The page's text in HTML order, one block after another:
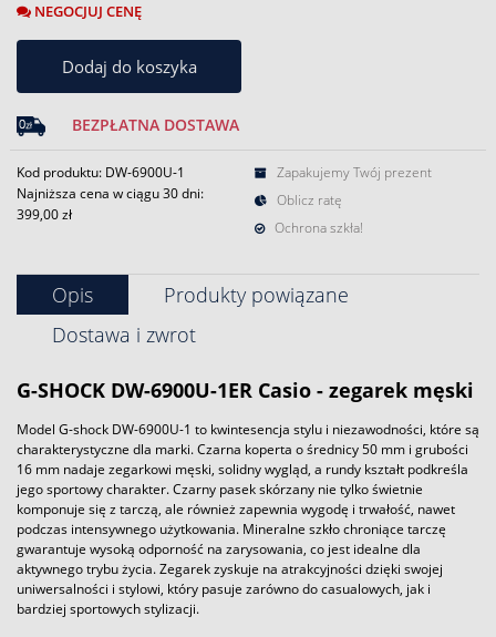
NEGOCJUJ CENĘ
Dodaj do koszyka
BEZPŁATNA DOSTAWA
Kod produktu: DW-6900U-1
Najniższa cena w ciągu 30 dni:
399,00 zł
Zapakujemy Twój prezent
Oblicz ratę
Ochrona szkła!
Opis
Produkty powiązane
Dostawa i zwrot
G-SHOCK DW-6900U-1ER Casio - zegarek męski
Model G-shock DW-6900U-1 to kwintesencja stylu i niezawodności, które są
charakterystyczne dla marki. Czarna koperta o średnicy 50 mm i grubości
16 mm nadaje zegarkowi męski, solidny wygląd, a rundy kształt podkreśla
jego sportowy charakter. Czarny pasek skórzany nie tylko świetnie
komponuje się z tarczą, ale również zapewnia wygodę i trwałość, nawet
podczas intensywnego użytkowania. Mineralne szkło chroniące tarczę
gwarantuje wysoką odporność na zarysowania, co jest idealne dla
aktywnego trybu życia. Zegarek zyskuje na atrakcyjności dzięki swojej
uniwersalności i stylowi, który pasuje zarówno do casualowych, jak i
bardziej sportowych stylizacji.